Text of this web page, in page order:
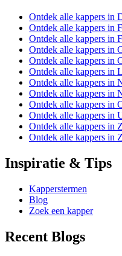
Ontdek alle kappers in
Ontdek alle kappers in
Ontdek alle kappers in
Ontdek alle kappers in
Ontdek alle kappers in
Ontdek alle kappers in
Ontdek alle kappers in
Ontdek alle kappers in
Ontdek alle kappers in
Ontdek alle kappers in
Ontdek alle kappers in
Ontdek alle kappers in
Inspiratie & Tips
Kapperstermen
Blog
Zoek een kapper
Recent Blogs